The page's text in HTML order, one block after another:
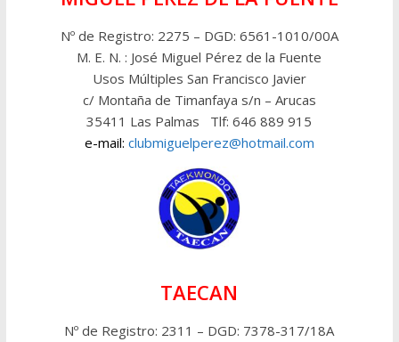
Nº de Registro: 2275 – DGD: 6561-1010/00A
M. E. N. : José Miguel Pérez de la Fuente
Usos Múltiples San Francisco Javier
c/ Montaña de Timanfaya s/n – Arucas
35411 Las Palmas Tlf: 646 889 915
e-mail: clubmiguelperez@hotmail.com
TAECAN
Nº de Registro: 2311 – DGD: 7378-317/18A